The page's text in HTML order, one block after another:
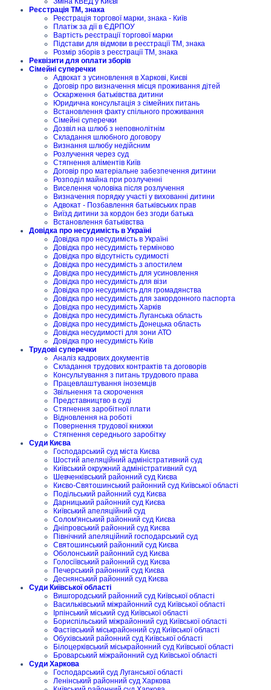
Реєстрація ТМ, знака
Реєстрація торгової марки, знака - Київ
Платіж за дії в ЄДРПОУ
Вартість реєстрації торгової марки
Підстави для відмови в реєстрації ТМ, знака
Розмір зборів з реєстрації ТМ, знака
Реквізити для оплати зборів
Сімейні суперечки
Адвокат з усиновлення в Харкові, Києві
Договір про визначення місця проживання дітей
Оскарження батьківства дитини
Юридична консультація з сімейних питань
Встановлення факту спільного проживання
Сімейні суперечки
Дозвіл на шлюб з неповнолітнім
Складання шлюбного договору
Визнання шлюбу недійсним
Розлучення через суд
Стягнення аліментів Київ
Договір про матеріальне забезпечення дитини
Розподіл майна при розлученні
Виселення чоловіка після розлучення
Визначення порядку участі у вихованні дитини
Адвокат - Позбавлення батьківських прав
Виїзд дитини за кордон без згоди батька
Встановлення батьківства
Довідка про несудимість в Україні
Довідка про несудимість в Україні
Довідка про несудимість терміново
Довідка про відсутність судимості
Довідка про несудимість з апостилем
Довідка про несудимість для усиновлення
Довідка про несудимість для візи
Довідка про несудимість для громадянства
Довідка про несудимість для закордонного паспорта
Довідка про несудимість Харків
Довідка про несудимість Луганська область
Довідка про несудимість Донецька область
Довідка несудимості для зони АТО
Довідка про несудимість Київ
Трудові суперечки
Аналіз кадрових документів
Складання трудових контрактів та договорів
Консультування з питань трудового права
Працевлаштування іноземців
Звільнення та скорочення
Представництво в суді
Стягнення заробітної плати
Відновлення на роботі
Повернення трудової книжки
Стягнення середнього заробітку
Суди Києва
Господарський суд міста Києва
Шостий апеляційний адміністративний суд
Київський окружний адміністративний суд
Шевченківський районний суд Києва
Києво-Святошинський районний суд Київської області
Подільський районний суд Києва
Дарницький районний суд Києва
Київський апеляційний суд
Солом'янський районний суд Києва
Дніпровський районний суд Києва
Північний апеляційний господарський суд
Святошинський районний суд Києва
Оболонський районний суд Києва
Голосіївський районний суд Києва
Печерський районний суд Києва
Деснянський районний суд Києва
Суди Київської області
Вишгородський районний суд Київської області
Васильківський міжрайонний суд Київської області
Ірпінський міський суд Київської області
Бориспільський міжрайонний суд Київської області
Фастівський міськрайонний суд Київської області
Обухівський районний суд Київської області
Білоцерківський міськрайонний суд Київської області
Броварський міжрайонний суд Київської області
Суди Харкова
Господарський суд Луганської області
Ленінський районний суд Харкова